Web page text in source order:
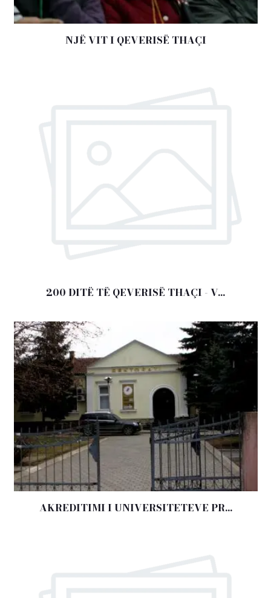
NJË VIT I QEVERISË THAÇI
200 DITË TË QEVERISË THAÇI - V...
AKREDITIMI I UNIVERSITETEVE PR...